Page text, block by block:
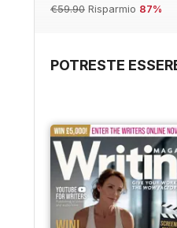
€59.90 Risparmio 87%
POTRESTE